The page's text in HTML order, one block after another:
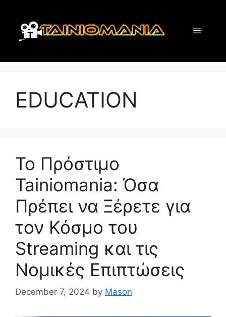
content
Menu
EDUCATION
Το Πρόστιμο
Tainiomania: Όσα
Πρέπει να Ξέρετε για
τον Κόσμο του
Streaming και τις
Νομικές Επιπτώσεις
December 7, 2024 by Mason